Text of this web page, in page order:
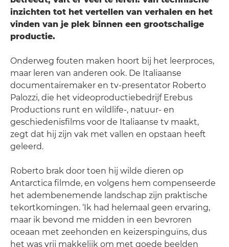
inzichten tot het vertellen van verhalen en het
vinden van je plek binnen een grootschalige
productie.
Onderweg fouten maken hoort bij het leerproces,
maar leren van anderen ook. De Italiaanse
documentairemaker en tv-presentator Roberto
Palozzi, die het videoproductiebedrijf Erebus
Productions runt en wildlife-, natuur- en
geschiedenisfilms voor de Italiaanse tv maakt,
zegt dat hij zijn vak met vallen en opstaan heeft
geleerd.
Roberto brak door toen hij wilde dieren op
Antarctica filmde, en volgens hem compenseerde
het adembenemende landschap zijn praktische
tekortkomingen. ‘Ik had helemaal geen ervaring,
maar ik bevond me midden in een bevroren
oceaan met zeehonden en keizerspinguïns, dus
het was vrij makkelijk om met goede beelden